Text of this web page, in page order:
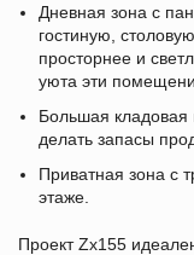
Дневная зона с
гостиную,
просторнее и
уюта эти
Большая кладовая
делать запасы
Приватная зона с
этаже.
Проект Zx155